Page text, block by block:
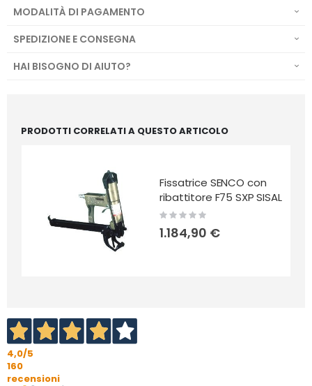
MODALITÀ DI PAGAMENTO
SPEDIZIONE E CONSEGNA
HAI BISOGNO DI AIUTO?
PRODOTTI CORRELATI A QUESTO ARTICOLO
Fissatrice SENCO con
ribattitore F75 SXP SISAL
Rating:
0%
1.184,90 €
4,0/5
160
recensioni